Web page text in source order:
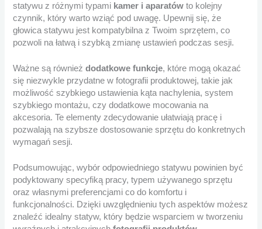
statywu z różnymi typami kamer i aparatów to kolejny
czynnik, który warto wziąć pod uwagę. Upewnij się, że
głowica statywu jest kompatybilna z Twoim sprzętem, co
pozwoli na łatwą i szybką zmianę ustawień podczas sesji.
Ważne są równieżdodatkowe funkcje, które mogą okazać
się niezwykle przydatne w fotografii produktowej, takie jak
możliwość szybkiego ustawienia kąta nachylenia, system
szybkiego montażu, czy dodatkowe mocowania na
akcesoria. Te elementy zdecydowanie ułatwiają pracę i
pozwalają na szybsze dostosowanie sprzętu do konkretnych
wymagań sesji.
Podsumowując, wybór odpowiedniego statywu powinien być
podyktowany specyfiką pracy, typem używanego sprzętu
oraz własnymi preferencjami co do komfortu i
funkcjonalności. Dzięki uwzględnieniu tych aspektów możesz
znaleźć idealny statyw, który będzie wsparciem w tworzeniu